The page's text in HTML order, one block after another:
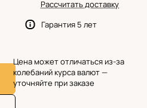
Рассчитать доставку
Гарантия 5 лет
Цена может отличаться из-за
колебаний курса валют —
уточняйте при заказе